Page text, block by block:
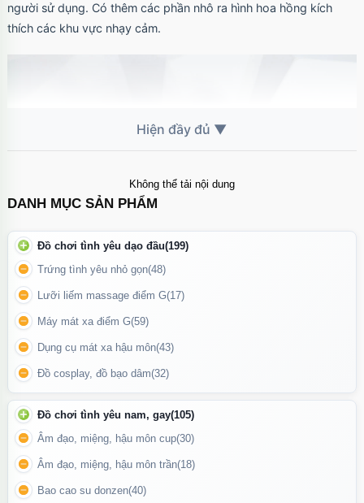
người sử dụng. Có thêm các phần nhô ra hình hoa hồng kích
thích các khu vực nhạy cảm.
Vòng đeo dương vật Love hoa hồng có 2 màu sắc để lựa chọn
Không thể tải nội dung
DANH MỤC SẢN PHẨM
Đồ chơi tình yêu dạo đầu(199)
Trứng tình yêu nhỏ gọn(48)
Lưỡi liếm massage điểm G(17)
Máy mát xa điểm G(59)
Dụng cụ mát xa hậu môn(43)
Đồ cosplay, đồ bạo dâm(32)
Đồ chơi tình yêu nam, gay(105)
Âm đạo, miệng, hậu môn cup(30)
Âm đạo, miệng, hậu môn trần(18)
Bao cao su donzen(40)